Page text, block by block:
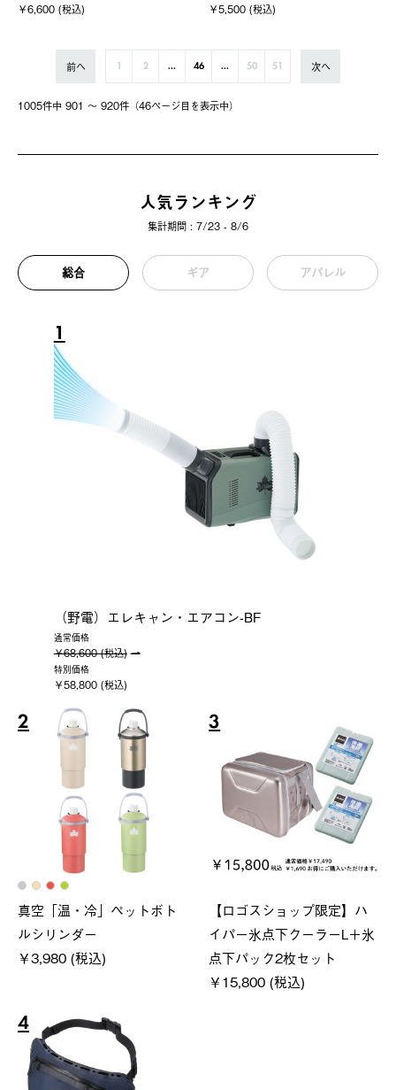
￥6,600 (税込) ￥5,500 (税込)
1005件中 901 〜 920件（46ページ⽬を表⽰中）
前へ 2 ... 46 ... 50 51 次へ
人気ランキング
集計期間 : 7/23 - 8/6
総合 ギア アパレル
1
（野電）エレキャン・エアコン-BF
通常価格
￥68,600 (税込)
特別価格
￥58,800 (税込)
2
真空「温・冷」ペットボト
ルシリンダー
￥3,980 (税込)
3
【ロゴスショップ限定】ハ
イパー氷点下クーラーL＋氷
点下パック2枚セット
￥15,800 (税込)
4